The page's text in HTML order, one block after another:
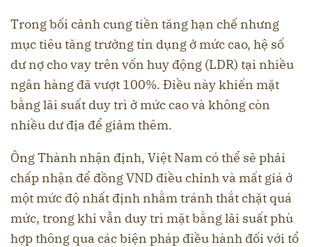
Trong bối cảnh cung tiền tăng hạn chế nhưng
mục tiêu tăng trưởng tín dụng ở mức cao, hệ số
dư nợ cho vay trên vốn huy động (LDR) tại nhiều
ngân hàng đã vượt 100%. Điều này khiến mặt
bằng lãi suất duy trì ở mức cao và không còn
nhiều dư địa để giảm thêm.
Ông Thành nhận định, Việt Nam có thể sẽ phải
chấp nhận để đồng VND điều chỉnh và mất giá ở
một mức độ nhất định nhằm tránh thắt chặt quá
mức, trong khi vẫn duy trì mặt bằng lãi suất phù
hợp thông qua các biện pháp điều hành đối với tổ